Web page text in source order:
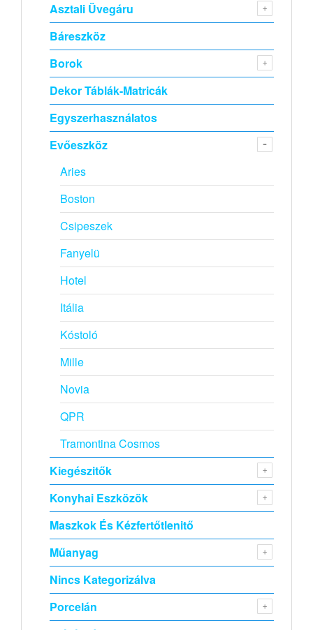
Asztali Üvegáru
Báreszköz
Borok
Dekor Táblák-Matricák
Egyszerhasználatos
Evőeszköz
Aries
Boston
Csipeszek
Fanyelü
Hotel
Itália
Kóstoló
Mille
Novia
QPR
Tramontina Cosmos
Kiegészitők
Konyhai Eszközök
Maszkok És Kézfertőtlenitő
Műanyag
Nincs Kategorizálva
Porcelán